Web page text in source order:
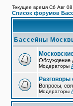
Текущее время Сб Авг
Список форумов
Бассейны
Обсуждение
Модераторы
Разговоры
Вопросы,
Модераторы